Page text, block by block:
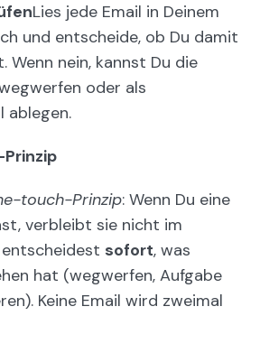
Lies jede Email in Deinem
und entscheide, ob Du damit
Wenn nein, kannst Du die
oder als
ablegen.
touch-Prinzip: Wenn Du eine
verbleibt sie nicht im
entscheidest sofort, was
hat (wegwerfen, Aufgabe
Keine Email wird zweimal